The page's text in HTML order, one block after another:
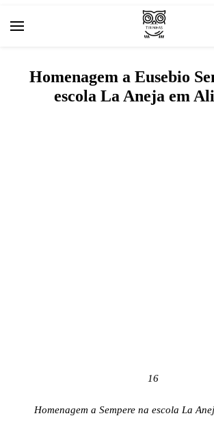
Tirinha.com
Homenagem a Eusebio
escola La Aneja em
16
Homenagem a Sempere na escola La